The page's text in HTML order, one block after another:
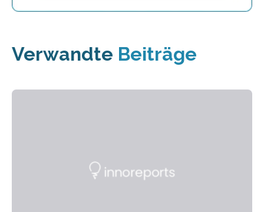
Verwandte Beiträge